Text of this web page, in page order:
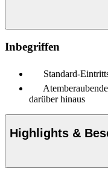
Inbegriffen
Standard-
darüber hinaus
Highlights &